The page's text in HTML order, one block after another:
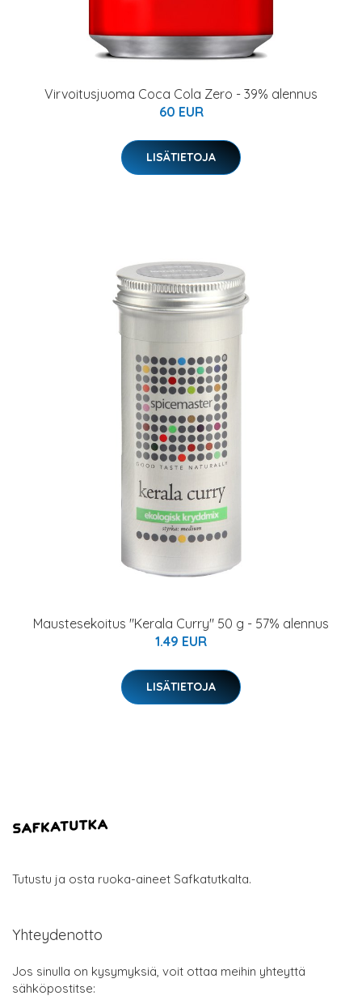
Virvoitusjuoma Coca Cola Zero - 39% alennus
60 EUR
LISÄTIETOJA
Maustesekoitus "Kerala Curry" 50 g - 57% alennus
1.49 EUR
LISÄTIETOJA
Tutustu ja osta ruoka-aineet Safkatutkalta.
Yhteydenotto
Jos sinulla on kysymyksiä, voit ottaa meihin yhteyttä
sähköpostitse: